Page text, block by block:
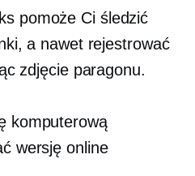
pomoże Ci śledzić
a nawet rejestrować
zdjęcie paragonu.
komputerową
wersję online